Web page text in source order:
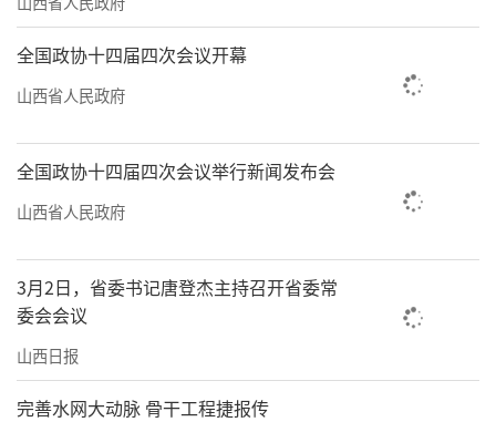
全国政协十四届四次会议开幕
山西省人民政府
全国政协十四届四次会议举行新闻发布会
山西省人民政府
3月2日，省委书记唐登杰主持召开省委常
委会会议
山西日报
完善水网大动脉 骨干工程捷报传